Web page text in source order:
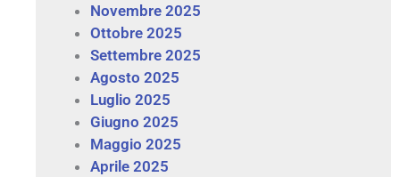
Novembre 2025
Ottobre 2025
Settembre 2025
Agosto 2025
Luglio 2025
Giugno 2025
Maggio 2025
Aprile 2025